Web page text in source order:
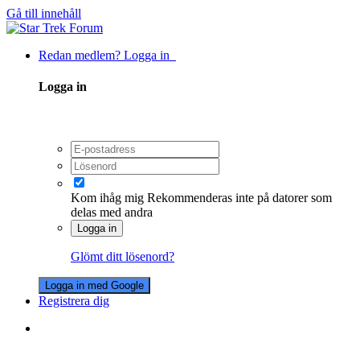
Gå till innehåll
Redan medlem? Logga in
Logga in
Kom ihåg mig Rekommenderas inte på datorer som
delas med andra
Logga in
Glömt ditt lösenord?
Logga in med Google
Registrera dig